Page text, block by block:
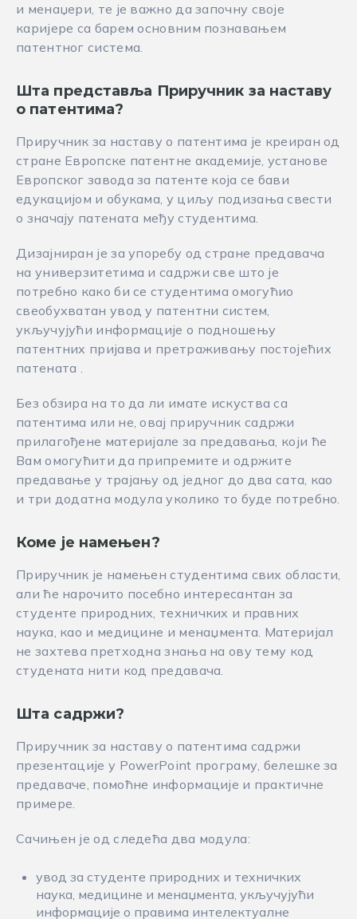
и менаџери, те је важно да започну своје
каријере са барем основним познавањем
патентног система.
Шта представља Приручник за наставу
о патентима?
Приручник за наставу о патентима је креиран од
стране Европске патентне академије, установе
Европског завода за патенте која се бави
едукацијом и обукама, у циљу подизања свести
о значају патената међу студентима.
Дизајниран је за упоребу од стране предавача
на универзитетима и садржи све што је
потребно како би се студентима омогућио
свеобухватан увод у патентни систем,
укључујући информације о подношењу
патентних пријава и претраживању постојећих
патената .
Без обзира на то да ли имате искуства са
патентима или не, овај приручник садржи
прилагођене материјале за предавања, који ће
Вам омогућити да припремите и одржите
предавање у трајању од једног до два сата, као
и три додатна модула уколико то буде потребно.
Коме је намењен?
Приручник је намењен студентима свих области,
али ће нарочито посебно интересантан за
студенте природних, техничких и правних
наука, као и медицине и менаџмента. Материјал
не захтева претходна знања на ову тему код
студената нити код предавача.
Шта садржи?
Приручник за наставу о патентима садржи
презентације у PowerPoint програму, белешке за
предаваче, помоћне информације и практичне
примере.
Сачињен је од следећа два модула:
увод за студенте природних и техничких
наука, медицине и менаџмента, укључујући
информације о правима интелектуалне